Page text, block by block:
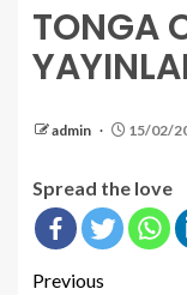
TONGA
admin 15/02/
Spread the love
Previous